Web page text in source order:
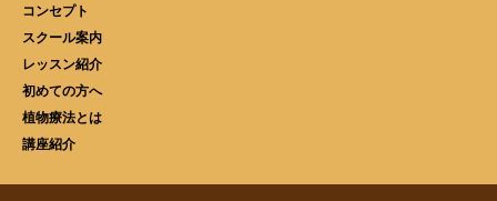
コンセプト
スクール案内
レッスン紹介
初めての方へ
植物療法とは
講座紹介